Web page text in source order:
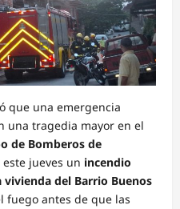
que una emergencia
una tragedia mayor en el
de Bomberos de
jueves un incendio
del Barrio Buenos
fuego antes de que las